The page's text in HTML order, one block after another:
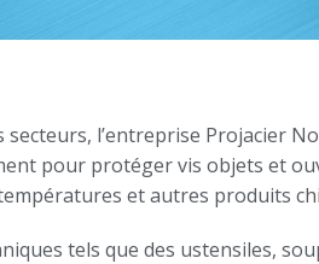
l’entreprise Projacier
pour protéger vis objets et
et autres produits
tels que des ustensiles,